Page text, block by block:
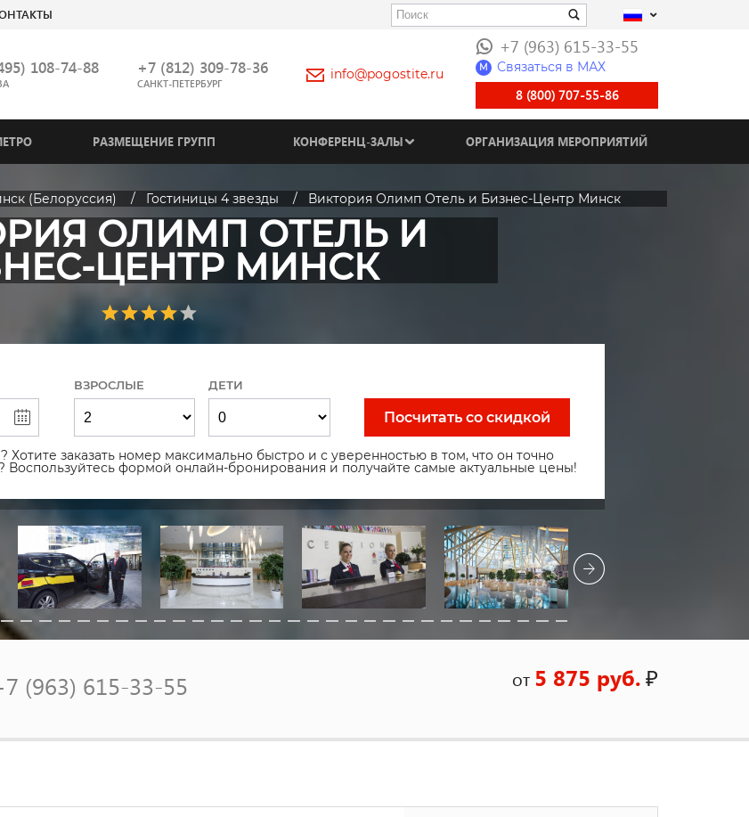
108-74-88 +7 (812) 309-78-36
САНКТ-ПЕТЕРБУРГ
info@pogostite.ru
+7 (963) 615-33-55
M Связаться в МАХ
8 (800) 707-55-86
РАЗМЕЩЕНИЕ ГРУПП КОНФЕРЕНЦ-ЗАЛЫ ОРГАНИЗАЦИЯ МЕРОПРИЯТИЙ
(Белоруссия) Гостиницы 4 звезды Виктория Олимп Отель и Бизнес-Центр Минск
ОЛИМП ОТЕЛЬ И
ЦЕНТР МИНСК
ВЗРОСЛЫЕ ДЕТИ
Посчитать со скидкой
заказать номер максимально быстро и с уверенностью в том, что он точно
Воспользуйтесь формой онлайн-бронирования и получайте самые актуальные цены!
(963) 615-33-55 от 5 875 руб.₽